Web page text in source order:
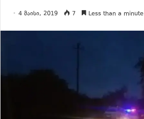
4 მაისი, 2019 7 Less than a minute